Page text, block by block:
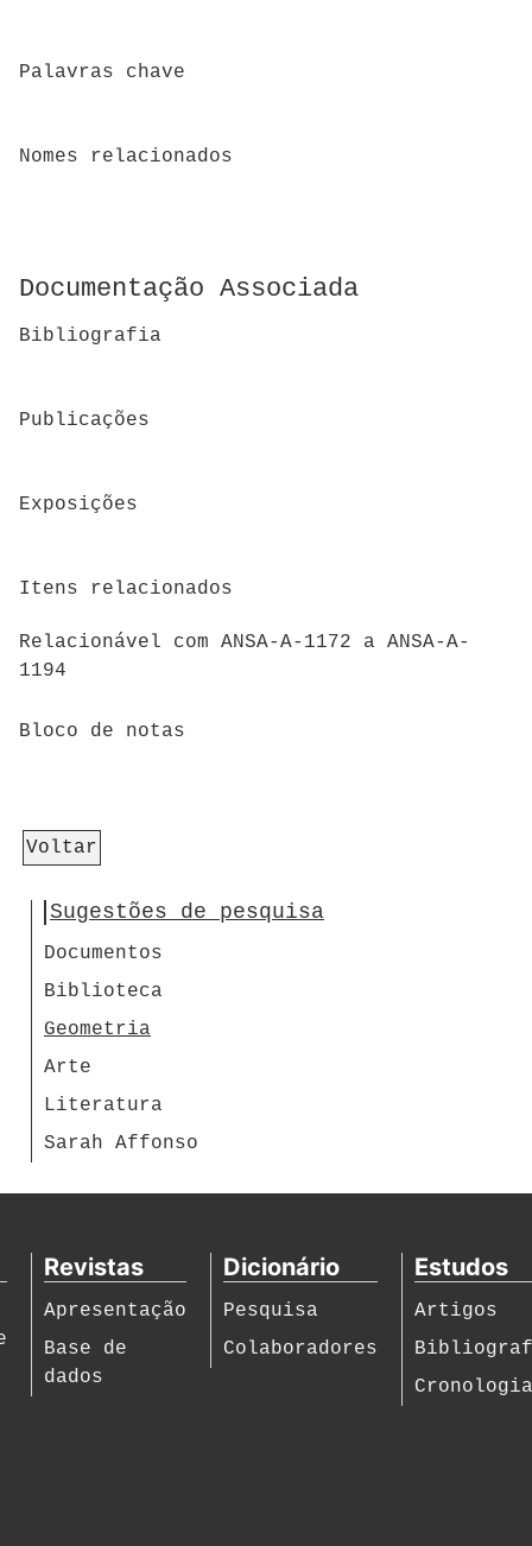
Palavras chave
Nomes relacionados
Documentação Associada
Bibliografia
Publicações
Exposições
Itens relacionados
Relacionável com ANSA-A-1172 a ANSA-A-
1194
Bloco de notas
Voltar
Sugestões de pesquisa
Documentos
Biblioteca
Geometria
Arte
Literatura
Sarah Affonso
Revistas
Apresentação
Base de
dados
Dicionário
Pesquisa
Colaboradores
Estudos
Artigos